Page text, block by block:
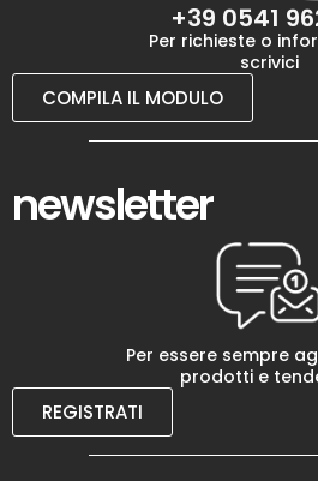
+39 0541
Per richieste o
scrivici
COMPILA IL MODULO
newsletter
Per essere sempre
prodotti e
REGISTRATI